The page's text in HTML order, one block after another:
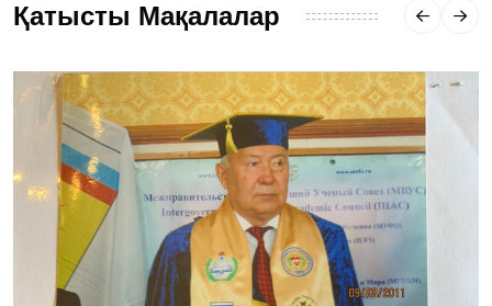
Қатысты Мақалалар